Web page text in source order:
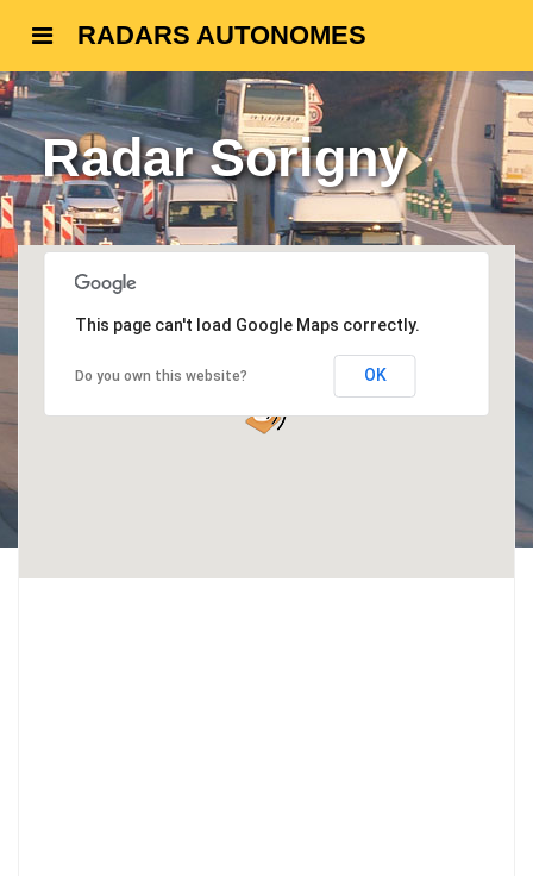
RADARS AUTONOMES
Radar Sorigny
This page can't load Google Maps correctly.
Do you own this website? OK